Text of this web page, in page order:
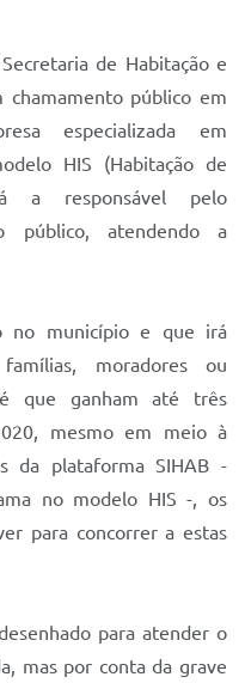
de Habitação e
chamamento público em
especializada em
HIS (Habitação de
a responsável pelo
público, atendendo a
no município e que irá
moradores ou
que ganham até três
mesmo em meio à
da plataforma SIHAB -
no modelo HIS -, os
para concorrer a estas
para atender o
mas por conta da grave